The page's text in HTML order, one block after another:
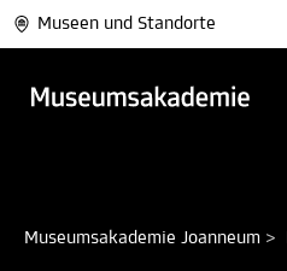
Museen und Standorte
Museumsakademie Joanneum >